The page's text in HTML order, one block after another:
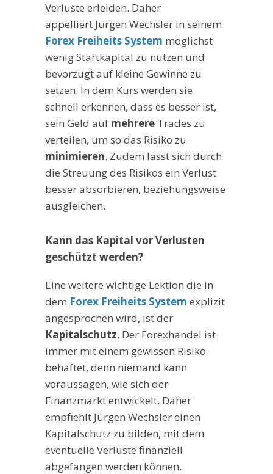
Verluste erleiden. Daher
appelliert Jürgen Wechsler in seinem
Forex Freiheits System möglichst
wenig Startkapital zu nutzen und
bevorzugt auf kleine Gewinne zu
setzen. In dem Kurs werden sie
schnell erkennen, dass es besser ist,
sein Geld auf mehrere Trades zu
verteilen, um so das Risiko zu
minimieren. Zudem lässt sich durch
die Streuung des Risikos ein Verlust
besser absorbieren, beziehungsweise
ausgleichen.
Kann das Kapital vor Verlusten
geschützt werden?
Eine weitere wichtige Lektion die in
dem Forex Freiheits System explizit
angesprochen wird, ist der
Kapitalschutz. Der Forexhandel ist
immer mit einem gewissen Risiko
behaftet, denn niemand kann
voraussagen, wie sich der
Finanzmarkt entwickelt. Daher
empfiehlt Jürgen Wechsler einen
Kapitalschutz zu bilden, mit dem
eventuelle Verluste finanziell
abgefangen werden können.